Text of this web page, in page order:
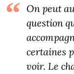
On peut
question
certaines
voir. Le